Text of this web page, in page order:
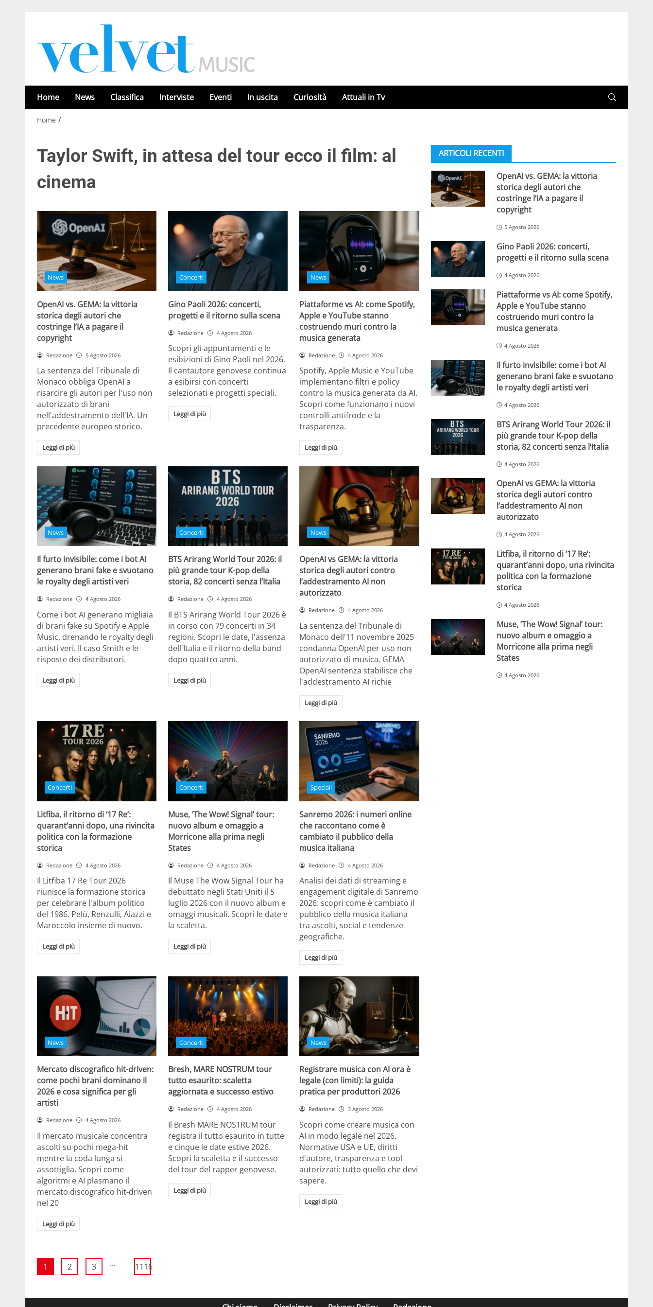
Home News Classifica Interviste Eventi In uscita Curiosità Attuali in Tv
Home /
Taylor Swift, in attesa del tour ecco il film: al
cinema
News
OpenAI vs. GEMA: la vittoria
storica degli autori che
costringe l’IA a pagare il
copyright
Redazione 5 Agosto 2026
La sentenza del Tribunale di
Monaco obbliga OpenAI a
risarcire gli autori per l'uso non
autorizzato di brani
nell'addestramento dell'IA. Un
precedente europeo storico.
Leggi di più
Concerti
Gino Paoli 2026: concerti,
progetti e il ritorno sulla scena
Redazione 4 Agosto 2026
Scopri gli appuntamenti e le
esibizioni di Gino Paoli nel 2026.
Il cantautore genovese continua
a esibirsi con concerti
selezionati e progetti speciali.
Leggi di più
News
Piattaforme vs AI: come Spotify,
Apple e YouTube stanno
costruendo muri contro la
musica generata
Redazione 4 Agosto 2026
Spotify, Apple Music e YouTube
implementano filtri e policy
contro la musica generata da AI.
Scopri come funzionano i nuovi
controlli antifrode e la
trasparenza.
Leggi di più
News
Il furto invisibile: come i bot AI
generano brani fake e svuotano
le royalty degli artisti veri
Redazione 4 Agosto 2026
Come i bot AI generano migliaia
di brani fake su Spotify e Apple
Music, drenando le royalty degli
artisti veri. Il caso Smith e le
risposte dei distributori.
Leggi di più
Concerti
BTS Arirang World Tour 2026: il
più grande tour K-pop della
storia, 82 concerti senza l’Italia
Redazione 4 Agosto 2026
Il BTS Arirang World Tour 2026 è
in corso con 79 concerti in 34
regioni. Scopri le date, l'assenza
dell'Italia e il ritorno della band
dopo quattro anni.
Leggi di più
News
OpenAI vs GEMA: la vittoria
storica degli autori contro
l’addestramento AI non
autorizzato
Redazione 4 Agosto 2026
La sentenza del Tribunale di
Monaco dell'11 novembre 2025
condanna OpenAI per uso non
autorizzato di musica. GEMA
OpenAI sentenza stabilisce che
l'addestramento AI richie
Leggi di più
Concerti
Litfiba, il ritorno di ’17 Re’:
quarant’anni dopo, una rivincita
politica con la formazione
storica
Redazione 4 Agosto 2026
Il Litfiba 17 Re Tour 2026
riunisce la formazione storica
per celebrare l'album politico
del 1986. Pelù, Renzulli, Aiazzi e
Maroccolo insieme di nuovo.
Leggi di più
Concerti
Muse, ‘The Wow! Signal’ tour:
nuovo album e omaggio a
Morricone alla prima negli
States
Redazione 4 Agosto 2026
Il Muse The Wow Signal Tour ha
debuttato negli Stati Uniti il 5
luglio 2026 con il nuovo album e
omaggi musicali. Scopri le date e
la scaletta.
Leggi di più
Speciali
Sanremo 2026: i numeri online
che raccontano come è
cambiato il pubblico della
musica italiana
Redazione 4 Agosto 2026
Analisi dei dati di streaming e
engagement digitale di Sanremo
2026: scopri come è cambiato il
pubblico della musica italiana
tra ascolti, social e tendenze
geografiche.
Leggi di più
News
Mercato discografico hit-driven:
come pochi brani dominano il
2026 e cosa significa per gli
artisti
Redazione 4 Agosto 2026
Il mercato musicale concentra
ascolti su pochi mega-hit
mentre la coda lunga si
assottiglia. Scopri come
algoritmi e AI plasmano il
mercato discografico hit-driven
nel 20
Leggi di più
Concerti
Bresh, MARE NOSTRUM tour
tutto esaurito: scaletta
aggiornata e successo estivo
Redazione 4 Agosto 2026
Il Bresh MARE NOSTRUM tour
registra il tutto esaurito in tutte
e cinque le date estive 2026.
Scopri la scaletta e il successo
del tour del rapper genovese.
Leggi di più
News
Registrare musica con AI ora è
legale (con limiti): la guida
pratica per produttori 2026
Redazione 3 Agosto 2026
Scopri come creare musica con
AI in modo legale nel 2026.
Normative USA e UE, diritti
d'autore, trasparenza e tool
autorizzati: tutto quello che devi
sapere.
Leggi di più
1 2 3 ... 1116
ARTICOLI RECENTI
OpenAI vs. GEMA: la vittoria
storica degli autori che
costringe l’IA a pagare il
copyright
5 Agosto 2026
Gino Paoli 2026: concerti,
progetti e il ritorno sulla scena
4 Agosto 2026
Piattaforme vs AI: come Spotify,
Apple e YouTube stanno
costruendo muri contro la
musica generata
4 Agosto 2026
Il furto invisibile: come i bot AI
generano brani fake e svuotano
le royalty degli artisti veri
4 Agosto 2026
BTS Arirang World Tour 2026: il
più grande tour K-pop della
storia, 82 concerti senza l’Italia
4 Agosto 2026
OpenAI vs GEMA: la vittoria
storica degli autori contro
l’addestramento AI non
autorizzato
4 Agosto 2026
Litfiba, il ritorno di ’17 Re’:
quarant’anni dopo, una rivincita
politica con la formazione
storica
4 Agosto 2026
Muse, ‘The Wow! Signal’ tour:
nuovo album e omaggio a
Morricone alla prima negli
States
4 Agosto 2026